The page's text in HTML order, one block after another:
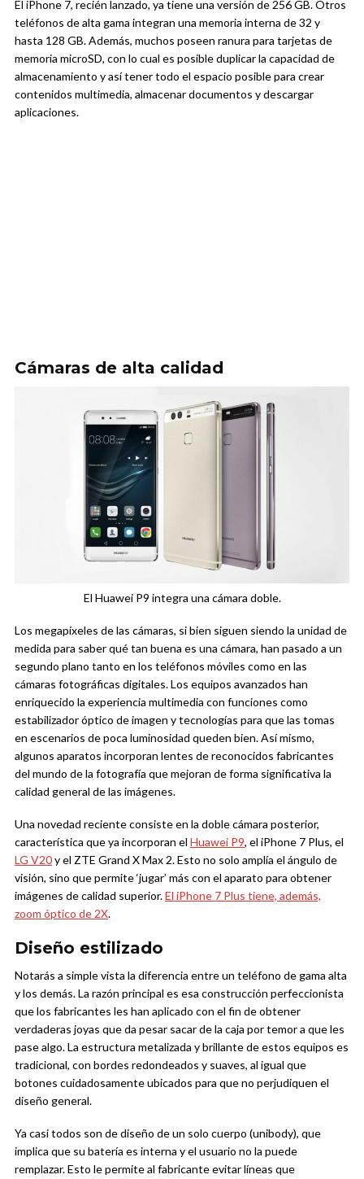
El iPhone 7, recién lanzado, ya tiene una versión de 256 GB. Otros
teléfonos de alta gama integran una memoria interna de 32 y
hasta 128 GB. Además, muchos poseen ranura para tarjetas de
memoria microSD, con lo cual es posible duplicar la capacidad de
almacenamiento y así tener todo el espacio posible para crear
contenidos multimedia, almacenar documentos y descargar
aplicaciones.
Cámaras de alta calidad
El Huawei P9 integra una cámara doble.
Los megapíxeles de las cámaras, si bien siguen siendo la unidad de
medida para saber qué tan buena es una cámara, han pasado a un
segundo plano tanto en los teléfonos móviles como en las
cámaras fotográficas digitales. Los equipos avanzados han
enriquecido la experiencia multimedia con funciones como
estabilizador óptico de imagen y tecnologías para que las tomas
en escenarios de poca luminosidad queden bien. Así mismo,
algunos aparatos incorporan lentes de reconocidos fabricantes
del mundo de la fotografía que mejoran de forma significativa la
calidad general de las imágenes.
Una novedad reciente consiste en la doble cámara posterior,
característica que ya incorporan el Huawei P9, el iPhone 7 Plus, el
LG V20y el ZTE Grand X Max 2. Esto no solo amplía el ángulo de
visión, sino que permite ‘jugar’ más con el aparato para obtener
imágenes de calidad superior.El iPhone 7 Plus tiene, además,
zoom óptico de 2X.
Diseño estilizado
Notarás a simple vista la diferencia entre un teléfono de gama alta
y los demás. La razón principal es esa construcción perfeccionista
que los fabricantes les han aplicado con el fin de obtener
verdaderas joyas que da pesar sacar de la caja por temor a que les
pase algo. La estructura metalizada y brillante de estos equipos es
tradicional, con bordes redondeados y suaves, al igual que
botones cuidadosamente ubicados para que no perjudiquen el
diseño general.
Ya casi todos son de diseño de un solo cuerpo (unibody), que
implica que su batería es interna y el usuario no la puede
remplazar. Esto le permite al fabricante evitar líneas que